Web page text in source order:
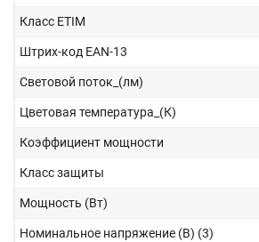
Класс ETIM
Штрих-код EAN-13
Световой поток_(лм)
Цветовая температура_(К)
Коэффициент мощности
Класс защиты
Мощность (Вт)
Номинальное напряжение (В) (3)